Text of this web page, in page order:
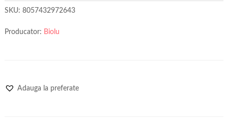
SKU: 8057432972643
Producator: Biolu
Adauga la preferate